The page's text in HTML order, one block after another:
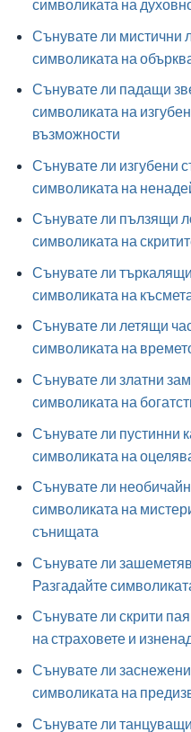
символиката на
Сънувате ли мистични
символиката на
Сънувате ли падащи
символиката на
възможности
Сънувате ли изгубени
символиката на
Сънувате ли пълзящи
символиката на
Сънувате ли
символиката на
Сънувате ли летящи
символиката на
Сънувате ли златни
символиката на
Сънувате ли пустинни
символиката на
Сънувате ли
символиката на
сънищата
Сънувате ли
Разгадайте
Сънувате ли скрити
на страховете и
Сънувате ли
символиката на
Сънувате ли